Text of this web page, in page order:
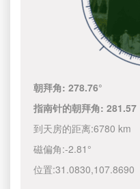
朝拜角:278.76°
指南针的朝拜角:281.57
到天房的距离:6780 km
磁偏角:-2.81°
位置:31.0830,107.8690